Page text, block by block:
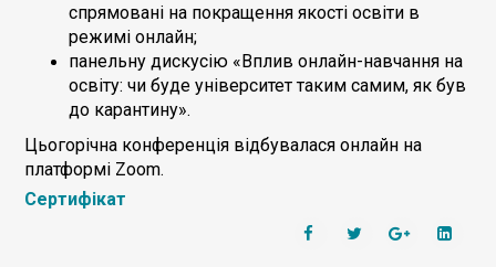
спрямовані на покращення якості освіти в
режимі онлайн;
панельну дискусію «Вплив онлайн-навчання на
освіту: чи буде університет таким самим, як був
до карантину».
Цьогорічна конференція відбувалася онлайн на
платформі Zoom.
Сертифікат